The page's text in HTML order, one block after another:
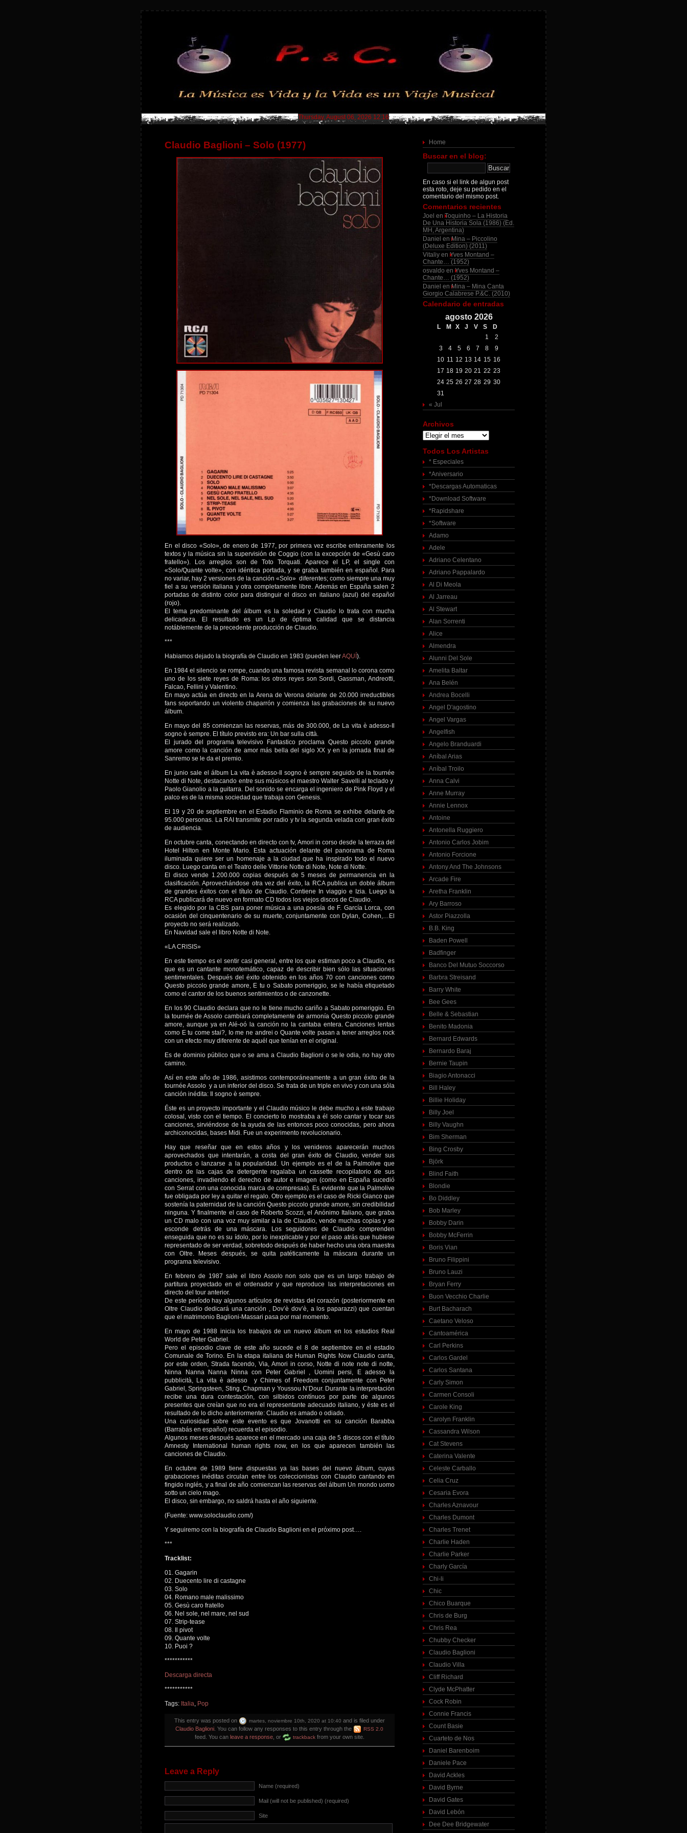
Thursday, August 06, 2026 12:16
Claudio Baglioni – Solo (1977)
En el disco «Solo», de enero de 1977, por primera vez escribe enteramente los
textos y la música sin la supervisión de Coggio (con la excepción de «Gesù caro
fratello»). Los arreglos son de Toto Torquati. Aparece el LP, el single con
«Solo/Quante volte», con idéntica portada, y se graba también en español. Para
no variar, hay 2 versiones de la canción «Solo» diferentes; como siempre una muy
fiel a su versión italiana y otra completamente libre. Además en España salen 2
portadas de distinto color para distinguir el disco en italiano (azul) del español
(rojo).
El tema predominante del álbum es la soledad y Claudio lo trata con mucha
delicadeza. El resultado es un Lp de óptima calidad que se distancia
notáblemente de la precedente producción de Claudio.
***
Habiamos dejado la biografía de Claudio en 1983 (pueden leerAQUÍ ).
En 1984 el silencio se rompe, cuando una famosa revista semanal lo corona como
uno de los siete reyes de Roma: los otros reyes son Sordi, Gassman, Andreotti,
Falcao, Fellini y Valentino.
En mayo actúa en directo en la Arena de Verona delante de 20.000 irreductibles
fans soportando un violento chaparrón y comienza las grabaciones de su nuevo
álbum.
En mayo del 85 comienzan las reservas, más de 300.000, de La vita è adesso-Il
sogno è sempre. El título previsto era: Un bar sulla città.
El jurado del programa televisivo Fantastico proclama Questo piccolo grande
amore como la canción de amor más bella del siglo XX y en la jornada final de
Sanremo se le da el premio.
En junio sale el álbum La vita è adesso-Il sogno è sempre seguido de la tournée
Notte di Note, destacando entre sus músicos el maestro Walter Savelli al teclado y
Paolo Gianolio a la guitarra. Del sonido se encarga el ingeniero de Pink Floyd y el
palco es de la misma sociedad que trabaja con Genesis.
El 19 y 20 de septiembre en el Estadio Flaminio de Roma se exhibe delante de
95.000 personas. La RAI transmite por radio y tv la segunda velada con gran éxito
de audiencia.
En octubre canta, conectando en directo con tv, Amori in corso desde la terraza del
Hotel Hilton en Monte Mario. Esta actuación delante del panorama de Roma
iluminada quiere ser un homenaje a la ciudad que ha inspirado todo el nuevo
disco. Luego canta en el Teatro delle Vittorie Notte di Note, Note di Notte.
El disco vende 1.200.000 copias después de 5 meses de permanencia en la
clasificación. Aprovechándose otra vez del éxito, la RCA publica un doble álbum
de grandes éxitos con el título de Claudio. Contiene In viaggio e Izia. Luego la
RCA publicará de nuevo en formato CD todos los viejos discos de Claudio.
Es elegido por la CBS para poner música a una poesía de F. García Lorca, con
ocasión del cinquentenario de su muerte, conjuntamente con Dylan, Cohen,…El
proyecto no será realizado.
En Navidad sale el libro Notte di Note.
«LA CRISIS»
En este tiempo es el sentir casi general, entre los que estiman poco a Claudio, es
que es un cantante monotemático, capaz de describir bien sólo las situaciones
sentimentales. Después del éxito obtenido en los años 70 con canciones como
Questo piccolo grande amore, E tu o Sabato pomeriggio, se le había etiquetado
como el cantor de los buenos sentimientos o de canzonette.
En los 90 Claudio declara que no le tiene mucho cariño a Sabato pomeriggio. En
la tournée de Assolo cambiará completamente de armonía Questo piccolo grande
amore, aunque ya en Alé-oó la canción no la cantaba entera. Canciones lentas
como E tu come stai?, Io me ne andrei o Quante volte pasan a tener arreglos rock
con un efecto muy diferente de aquél que tenían en el original.
Es de dominio público que o se ama a Claudio Baglioni o se le odia, no hay otro
camino.
Así en este año de 1986, asistimos contemporáneamente a un gran éxito de la
tournée Assolo y a un inferior del disco. Se trata de un triple en vivo y con una sóla
canción inédita: Il sogno è sempre.
Éste es un proyecto importante y el Claudio músico le debe mucho a este trabajo
colosal, visto con el tiempo. El concierto lo mostraba a él solo cantar y tocar sus
canciones, sirviéndose de la ayuda de las entonces poco conocidas, pero ahora
archiconocidas, bases Midi. Fue un experimento revolucionario.
Hay que reseñar que en estos años y los venideros aparecerán muchos
aprovechados que intentarán, a costa del gran éxito de Claudio, vender sus
productos o lanzarse a la popularidad. Un ejemplo es el de la Palmolive que
dentro de las cajas de detergente regalaba un cassette recopilatorio de sus
canciones, invadiendo el derecho de autor e imagen (como en España sucedió
con Serrat con una conocida marca de compresas). Es evidente que la Palmolive
fue obligada por ley a quitar el regalo. Otro ejemplo es el caso de Ricki Gianco que
sostenía la paternidad de la canción Questo piccolo grande amore, sin credibilidad
ninguna. Y finalmente el caso de Roberto Scozzi, el Anónimo Italiano, que graba
un CD malo con una voz muy similar a la de Claudio, vende muchas copias y se
esconde detrás de una máscara. Los seguidores de Claudio comprenden
enseguida que no es su ídolo, por lo inexplicable y por el paso atrás que hubiese
representado de ser verdad, sobretodo después de haber hecho una obra maestra
con Oltre. Meses después, se quita patéticamente la máscara durante un
programa televisivo.
En febrero de 1987 sale el libro Assolo non solo que es un largo trabajo de
partitura proyectado en el ordenador y que reproduce las interpretaciones en
directo del tour anterior.
De este período hay algunos artículos de revistas del corazón (posteriormente en
Oltre Claudio dedicará una canción , Dov’è dov’è, a los paparazzi) que cuentan
que el matrimonio Baglioni-Massari pasa por mal momento.
En mayo de 1988 inicia los trabajos de un nuevo álbum en los estudios Real
World de Peter Gabriel.
Pero el episodio clave de este año sucede el 8 de septiembre en el estadio
Comunale de Torino. En la etapa italiana de Human Rights Now Claudio canta,
por este orden, Strada facendo, Via, Amori in corso, Notte di note note di notte,
Ninna Nanna Nanna Ninna con Peter Gabriel , Uomini persi, E adesso la
pubblicità, La vita è adesso y Chimes of Freedom conjuntamente con Peter
Gabriel, Springsteen, Sting, Chapman y Youssou N’Dour. Durante la interpretación
recibe una dura contestación, con silbidos contínuos por parte de algunos
presentes que creían que no era el representante adecuado italiano, y éste es el
resultado de lo dicho anteriormente: Claudio es amado o odiado.
Una curiosidad sobre este evento es que Jovanotti en su canción Barabba
(Barrabás en español) recuerda el episodio.
Algunos meses después aparece en el mercado una caja de 5 discos con el título
Amnesty International human rights now, en los que aparecen también las
canciones de Claudio.
En octubre de 1989 tiene dispuestas ya las bases del nuevo álbum, cuyas
grabaciones inéditas circulan entre los coleccionistas con Claudio cantando en
fingido inglés, y a final de año comienzan las reservas del álbum Un mondo uomo
sotto un cielo mago.
El disco, sin embargo, no saldrá hasta el año siguiente.
(Fuente: www.soloclaudio.com/)
Y seguiremo con la biografía de Claudio Baglioni en el próximo post….
***
Tracklist:
01. Gagarin
02. Duecento lire di castagne
03. Solo
04. Romano male malissimo
05. Gesù caro fratello
06. Nel sole, nel mare, nel sud
07. Strip-tease
08. Il pivot
09. Quante volte
10. Puoi ?
***********
Descarga directa
***********
Tags: Italia, Pop
This entry was posted on martes, noviembre 10th, 2020 at 10:40 and is filed under
Claudio Baglioni. You can follow any responses to this entry through the RSS 2.0
feed. You can leave a response , or trackback from your own site.
Leave a Reply
Name (required)
Mail (will not be published) (required)
Site
Home
Buscar en el blog:
En caso si el link de algun post
esta roto, deje su pedido en el
comentario del mismo post.
Comentarios recientes
Joel en Toquinho – La Historia
De Una Historia Sola (1986) (Ed.
MH, Argentina)
Daniel en Mina – Piccolino
(Deluxe Edition) (2011)
Vitaliy en Yves Montand –
Chante… (1952)
osvaldo en Yves Montand –
Chante… (1952)
Daniel en Mina – Mina Canta
Giorgio Calabrese P.&C. (2010)
Calendario de entradas
agosto 2026
L M X J V S
D
1
2
3
4 5 6 7 8
9
10 11 12 13 14 15 16
17 18 19 20 21 22 23
24 25 26 27 28 29 30
31
« Jul
Archivos
Archivos
Todos Los Artistas
* Especiales
*Aniversario
*Descargas Automaticas
*Download Software
*Rapidshare
*Software
Adamo
Adele
Adriano Celentano
Adriano Pappalardo
Al Di Meola
Al Jarreau
Al Stewart
Alan Sorrenti
Alice
Almendra
Alunni Del Sole
Amelita Baltar
Ana Belén
Andrea Bocelli
Angel D'agostino
Angel Vargas
Angelfish
Angelo Branduardi
Aníbal Arias
Aníbal Troilo
Anna Calvi
Anne Murray
Annie Lennox
Antoine
Antonella Ruggiero
Antonio Carlos Jobim
Antonio Forcione
Antony And The Johnsons
Arcade Fire
Aretha Franklin
Ary Barroso
Astor Piazzolla
B.B. King
Baden Powell
Badfinger
Banco Del Mutuo Soccorso
Barbra Streisand
Barry White
Bee Gees
Belle & Sebastian
Benito Madonia
Bernard Edwards
Bernardo Baraj
Bernie Taupin
Biagio Antonacci
Bill Haley
Billie Holiday
Billy Joel
Billy Vaughn
Bim Sherman
Bing Crosby
Björk
Blind Faith
Blondie
Bo Diddley
Bob Marley
Bobby Darin
Bobby McFerrin
Boris Vian
Bruno Filippini
Bruno Lauzi
Bryan Ferry
Buon Vecchio Charlie
Burt Bacharach
Caetano Veloso
Cantoamérica
Carl Perkins
Carlos Gardel
Carlos Santana
Carly Simon
Carmen Consoli
Carole King
Carolyn Franklin
Cassandra Wilson
Cat Stevens
Caterina Valente
Celeste Carballo
Celia Cruz
Cesaria Evora
Charles Aznavour
Charles Dumont
Charles Trenet
Charlie Haden
Charlie Parker
Charly García
Chi-li
Chic
Chico Buarque
Chris de Burg
Chris Rea
Chubby Checker
Claudio Baglioni
Claudio Villa
Cliff Richard
Clyde McPhatter
Cock Robin
Connie Francis
Count Basie
Cuarteto de Nos
Daniel Barenboim
Daniele Pace
David Ackles
David Byrne
David Gates
David Lebón
Dee Dee Bridgewater